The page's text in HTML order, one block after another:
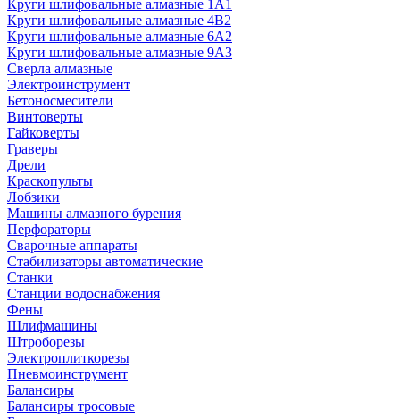
Круги шлифовальные алмазные 1А1
Круги шлифовальные алмазные 4В2
Круги шлифовальные алмазные 6A2
Круги шлифовальные алмазные 9А3
Сверла алмазные
Электроинструмент
Бетоносмесители
Винтоверты
Гайковерты
Граверы
Дрели
Краскопульты
Лобзики
Машины алмазного бурения
Перфораторы
Сварочные аппараты
Стабилизаторы автоматические
Станки
Станции водоснабжения
Фены
Шлифмашины
Штроборезы
Электроплиткорезы
Пневмоинструмент
Балансиры
Балансиры тросовые